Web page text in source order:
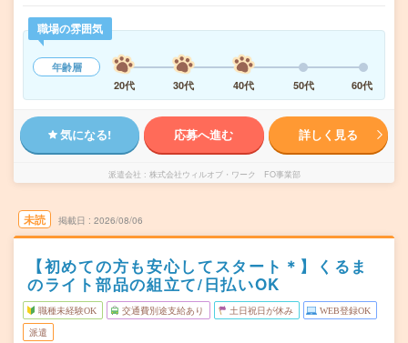
職場の雰囲気
年齢層
20代
30代 40代 50代 60代
気になる! 応募へ進む 詳しく見る
派遣会社 株式会社ウィルオブ・ワーク FO事業部
未読 掲載日 2026/08/06
【初めての方も安心してスタート＊】くるま
のライト部品の組立て/日払いOK
職種未経験OK 交通費別途支給あり 土日祝日が休み WEB登録OK
派遣